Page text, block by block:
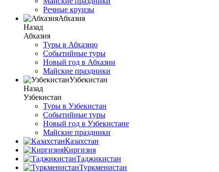
Речные круизы
Абхазия
Назад
Абхазия
Туры в Абхазию
Событийные туры
Новый год в Абхазии
Майские праздники
Узбекистан
Назад
Узбекистан
Туры в Узбекистан
Событийные туры
Новый год в Узбекистане
Майские праздники
Казахстан
Киргизия
Таджикистан
Туркменистан